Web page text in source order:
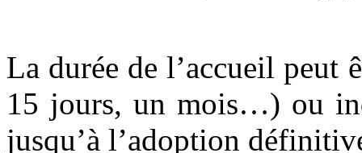
La durée de l’accueil peut
15 jours, un mois…) ou
jusqu’à l’adoption